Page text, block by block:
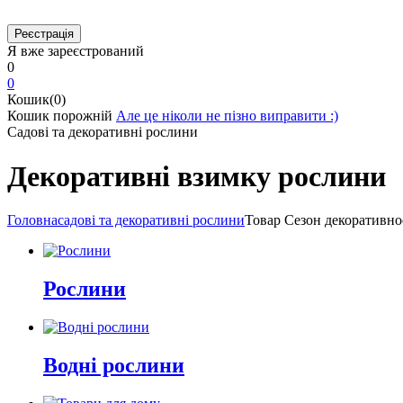
Я вже зареєстрований
0
0
Кошик(0)
Кошик порожній Але це ніколи не пізно виправити :)
Садові та декоративні рослини
Декоративні взимку рослини
Головнасадові та декоративні рослиниТовар Cезон
Рослини
Водні рослини